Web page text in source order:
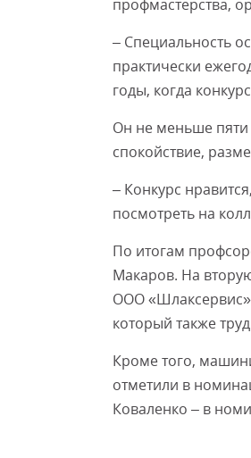
профмастерства,
– Специальность
практически
годы, когда
Он не меньше пяти
спокойствие,
– Конкурс
посмотреть на
По итогам
Макаров. На
ООО
который также
Кроме того,
отметили в
Коваленко – в